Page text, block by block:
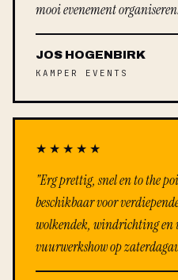
mooi evenement
JOS HOGENBIRK
KAMPER EVENTS
★★★★★
"Erg prettig, snel en to the
beschikbaar voor
wolkendek, windrichting en
vuurwerkshow op